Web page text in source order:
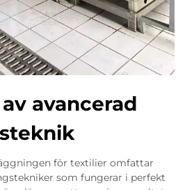
avancerad
för textilier omfattar
som fungerar i perfekt